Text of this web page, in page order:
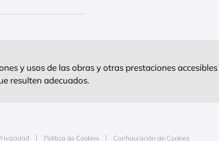
y usos de las obras y otras prestaciones
resulten adecuados.
Política de Cookies Configuración de Cookies